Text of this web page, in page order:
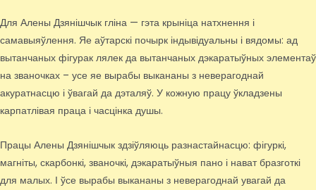
Для Алены Дзянішчык гліна — гэта крыніца натхнення і
самавыяўлення. Яе аўтарскі почырк індывідуальны і вядомы: ад
вытанчаных фігурак лялек да вытанчаных дэкаратыўных элементаў
на званочках – усе яе вырабы выкананы з неверагоднай
акуратнасцю і ўвагай да дэталяў. У кожную працу ўкладзены
карпатлівая праца і часцінка душы.
Працы Алены Дзянішчык здзіўляюць разнастайнасцю: фігуркі,
магніты, скарбонкі, званочкі, дэкаратыўныя пано і нават бразготкі
для малых. І ўсе вырабы выкананы з неверагоднай увагай да